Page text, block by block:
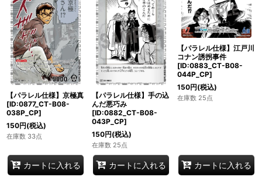
【パラレル仕様】京極真
[ID:0877_CT-B08-
038P_CP]
150円(税込)
在庫数 33点
カートに入れる
【パラレル仕様】手の込
んだ悪巧み
[ID:0882_CT-B08-
043P_CP]
150円(税込)
在庫数 25点
カートに入れる
【パラレル仕様】江戸川
コナン誘拐事件
[ID:0883_CT-B08-
044P_CP]
150円(税込)
在庫数 25点
カートに入れる